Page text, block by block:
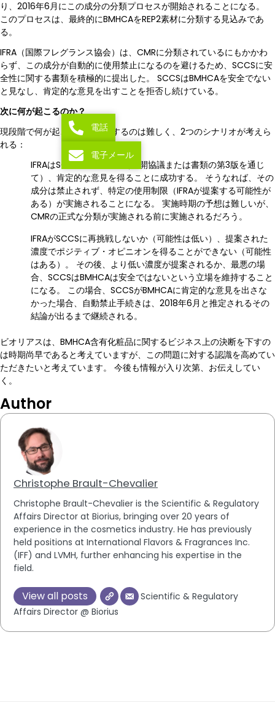
り、2016年6月にこの成分の分類プロセスが開始されることになる。
このプロセスは、最終的にBMHCAをREP2素材に分類する見込みであ
る。
IFRA（国際フレグランス協会）は、CMRに分類されているにもかかわ
らず、この成分が自動的に使用禁止になるのを避けるため、SCCSに安
全性に関する書類を積極的に提出した。 SCCSはBMHCAを安全でない
と見なし、肯定的な意見を出すことを拒否し続けている。
次に何が起こるのか？
現段階で何が起こるかを判断するのは難しく、2つのシナリオが考えら
れる：
IFRAはSCCSに再挑戦し（公開協議または書類の第3版を通じ
て）、肯定的な意見を得ることに成功する。 そうなれば、その
成分は禁止されず、特定の使用制限（IFRAが提案する可能性が
ある）が実施されることになる。 実施時期の予想は難しいが、
CMRの正式な分類が実施される前に実施されるだろう。
IFRAがSCCSに再挑戦しないか（可能性は低い）、提案された
濃度でポジティブ・オピニオンを得ることができない（可能性
はある）。 その後、より低い濃度が提案されるか、最悪の場
合、SCCSはBMHCAは安全ではないという立場を維持すること
になる。 この場合、SCCSがBMHCAに肯定的な意見を出さな
かった場合、自動禁止手続きは、2018年6月と推定されるその
結論が出るまで継続される。
ビオリアスは、BMHCA含有化粧品に関するビジネス上の決断を下すの
は時期尚早であると考えていますが、この問題に対する認識を高めてい
ただきたいと考えています。 今後も情報が入り次第、お伝えしてい
く。
Author
Christophe Brault-Chevalier
Christophe Brault-Chevalier is the Scientific & Regulatory
Affairs Director at Biorius, bringing over 20 years of
experience in the cosmetics industry. He has previously
held positions at International Flavors & Fragrances Inc.
(IFF) and LVMH, further enhancing his expertise in the
field.
View all posts
Scientific & Regulatory
Affairs Director @ Biorius
電話
電子メール